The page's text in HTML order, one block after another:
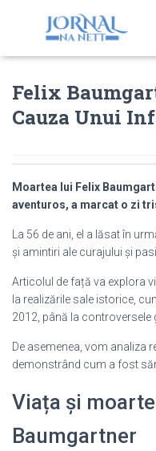
Felix
Cauza Unui
Moartea lui Felix
aventuros, a marcat o zi
La 56 de ani, el a lăsat în
și amintiri ale curajului și
Articolul de față va explora
la realizările sale istorice,
2012, până la controversele
De asemenea, vom analiza
demonstrând cum a fost
Viața și
Baumgartner